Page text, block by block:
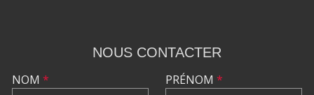
NOUS CONTACTER
NOM * PRÉNOM *